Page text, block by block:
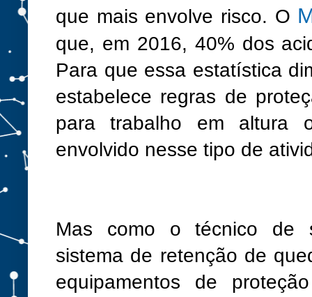
que mais envolve risco. O
que, em 2016, 40% dos
Para que essa estatística
estabelece regras de
para trabalho em altura
envolvido nesse tipo de
Mas como o técnico de
sistema de retenção de
equipamentos de